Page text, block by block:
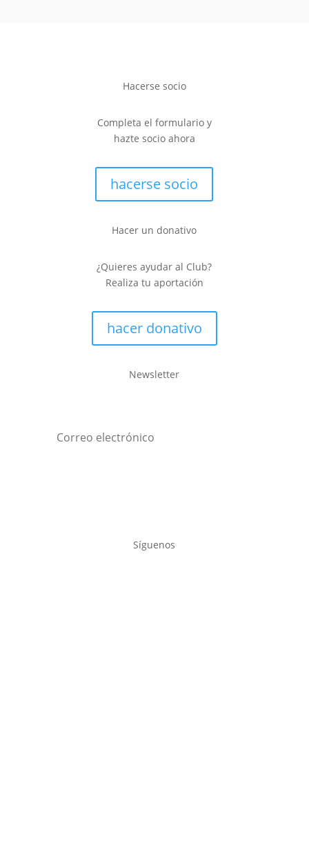
Hacerse socio
Completa el formulario y
hazte socio ahora
hacerse socio
Hacer un donativo
¿Quieres ayudar al Club?
Realiza tu aportación
hacer donativo
Newsletter
Síguenos